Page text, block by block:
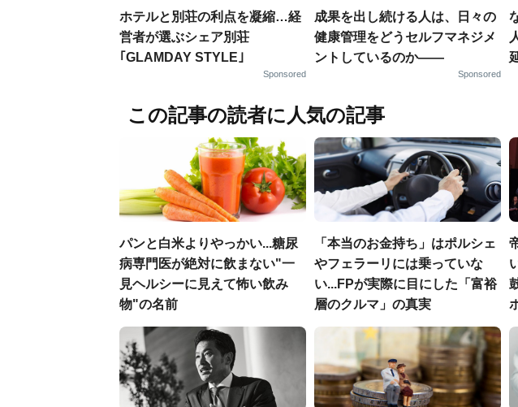
ホテルと別荘の利点を凝縮…経
営者が選ぶシェア別荘
｢GLAMDAY STYLE｣
Sponsored
成果を出し続ける人は、日々の
健康管理をどうセルフマネジメ
ントしているのか——
Sponsored
この記事の読者に人気の記事
パンと白米よりやっかい...糖尿
病専門医が絶対に飲まない"一
見ヘルシーに見えて怖い飲み
物"の名前
「本当のお金持ち」はポルシェ
やフェラーリには乗っていな
い...FPが実際に目にした「富裕
層のクルマ」の真実